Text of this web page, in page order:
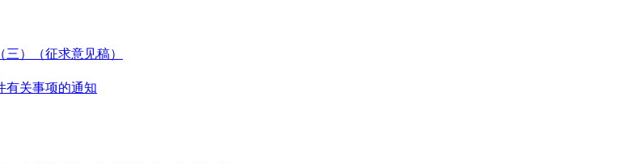
）（征求意见稿）
有关事项的通知